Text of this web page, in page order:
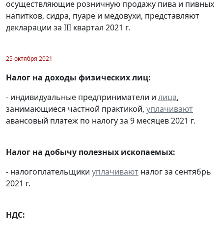
осуществляющие розничную продажу пива и пивных
напитков, сидра, пуаре и медовухи, представляют
декларации за III квартал 2021 г.
25 октября 2021
Налог на доходы физических лиц:
- индивидуальные предприниматели и лица,
занимающиеся частной практикой, уплачивают
авансовый платеж по налогу за 9 месяцев 2021 г.
Налог на добычу полезных ископаемых:
- налогоплательщики уплачивают налог за сентябрь
2021 г.
НДС: